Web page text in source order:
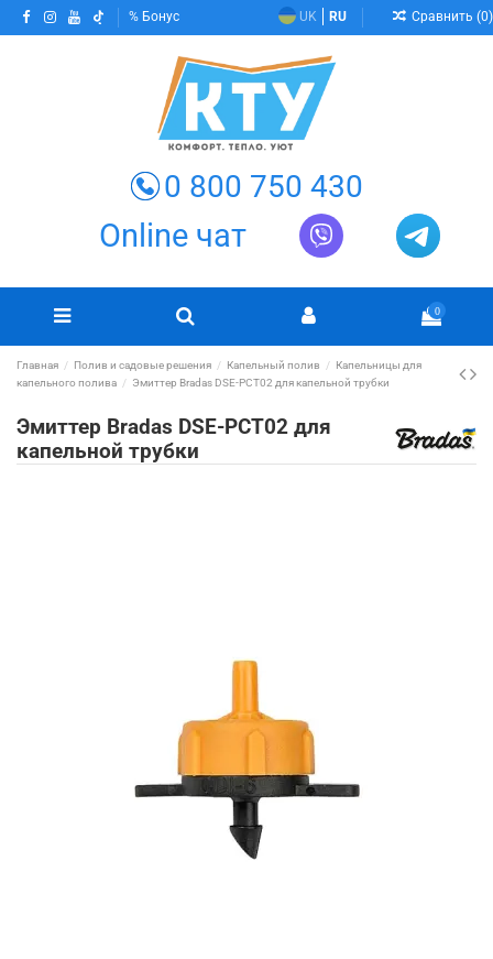
Бонус UK RU Сравнить (0)
0 800 750 430
Online чат
0
Главная Полив и садовые решения Капельный полив
Капельницы для
капельного полива
Эмиттер Bradas DSE-PCT02 для капельной трубки
Эмиттер Bradas DSE-PCT02 для
капельной трубки